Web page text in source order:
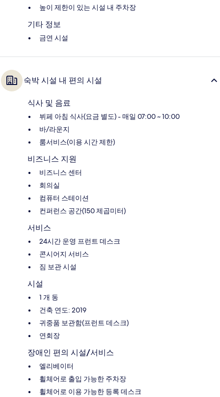
높이 제한이 있는 시설 내 주차장
기타 정보
금연 시설
숙박 시설 내 편의 시설
식사 및 음료
뷔페 아침 식사(요금 별도) - 매일 07:00 ~ 10:00
바/라운지
룸서비스(이용 시간 제한)
비즈니스 지원
비즈니스 센터
회의실
컴퓨터 스테이션
컨퍼런스 공간(150 제곱미터)
서비스
24시간 운영 프런트 데스크
콘시어지 서비스
짐 보관 시설
시설
1 개 동
건축 연도: 2019
귀중품 보관함(프런트 데스크)
연회장
장애인 편의 시설/서비스
엘리베이터
휠체어로 출입 가능한 주차장
휠체어로 이용 가능한 등록 데스크